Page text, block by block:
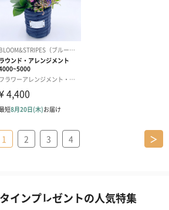
1 2 3 4 ＞
インプレゼントの人気特集